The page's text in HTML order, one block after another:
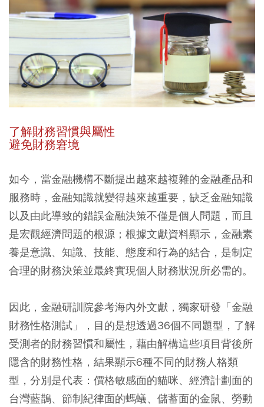
了解財務習慣與屬性
避免財務窘境
如今，當金融機構不斷提出越來越複雜的金融產品和
服務時，金融知識就變得越來越重要，缺乏金融知識
以及由此導致的錯誤金融決策不僅是個人問題，而且
是宏觀經濟問題的根源；根據文獻資料顯示，金融素
養是意識、知識、技能、態度和行為的結合，是制定
合理的財務決策並最終實現個人財務狀況所必需的。
因此，金融研訓院參考海內外文獻，獨家研發「金融
財務性格測試」，目的是想透過36個不同題型，了解
受測者的財務習慣和屬性，藉由解構這些項目背後所
隱含的財務性格，結果顯示6種不同的財務人格類
型，分別是代表：價格敏感面的貓咪、經濟計劃面的
台灣藍鵲、節制紀律面的螞蟻、儲蓄面的金鼠、勞動